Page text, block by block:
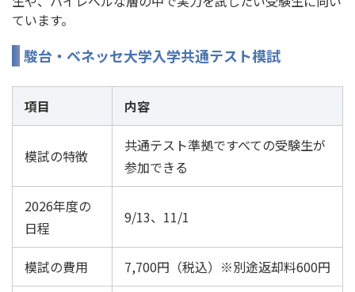
ています。
駿台・ベネッセ大学入学共通テスト模試
項目 内容
模試の特徴
共通テスト準拠ですべての受験生が
参加できる
2026年度の
日程
9/13、11/1
模試の費用 7,700円（税込）※別途返却料600円